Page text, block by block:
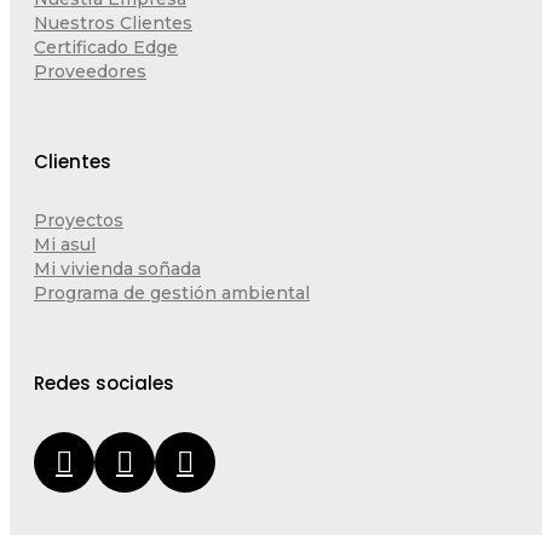
Nuestros Clientes
Certificado Edge
Proveedores
Clientes
Proyectos
Mi asul
Mi vivienda soñada
Programa de gestión ambiental
Redes sociales